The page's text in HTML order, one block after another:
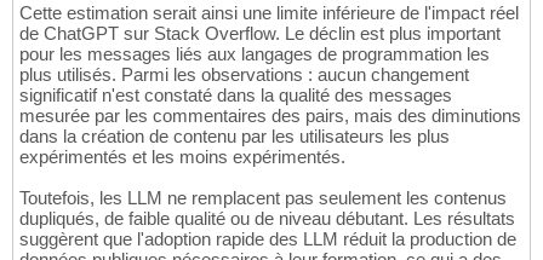
Cette estimation serait ainsi une limite inférieure de l'impact réel
de ChatGPT sur Stack Overflow. Le déclin est plus important
pour les messages liés aux langages de programmation les
plus utilisés. Parmi les observations : aucun changement
significatif n'est constaté dans la qualité des messages
mesurée par les commentaires des pairs, mais des diminutions
dans la création de contenu par les utilisateurs les plus
expérimentés et les moins expérimentés.
Toutefois, les LLM ne remplacent pas seulement les contenus
dupliqués, de faible qualité ou de niveau débutant. Les résultats
suggèrent que l'adoption rapide des LLM réduit la production de